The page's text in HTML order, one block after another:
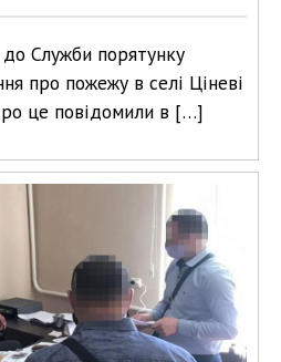
Служби порятунку
про пожежу в селі Ціневі
це повідомили в […]